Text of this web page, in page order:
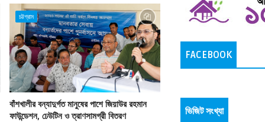
চট্টগ্রাম
বাঁশখালীর বন্যাদুর্গত মানুষের পাশে জিয়াউর রহমান
ফাউন্ডেশন, ঢেউটিন ও ত্রাণসামগ্রী বিতরণ
FACEBOOK
ভিজিট সংখ্যা